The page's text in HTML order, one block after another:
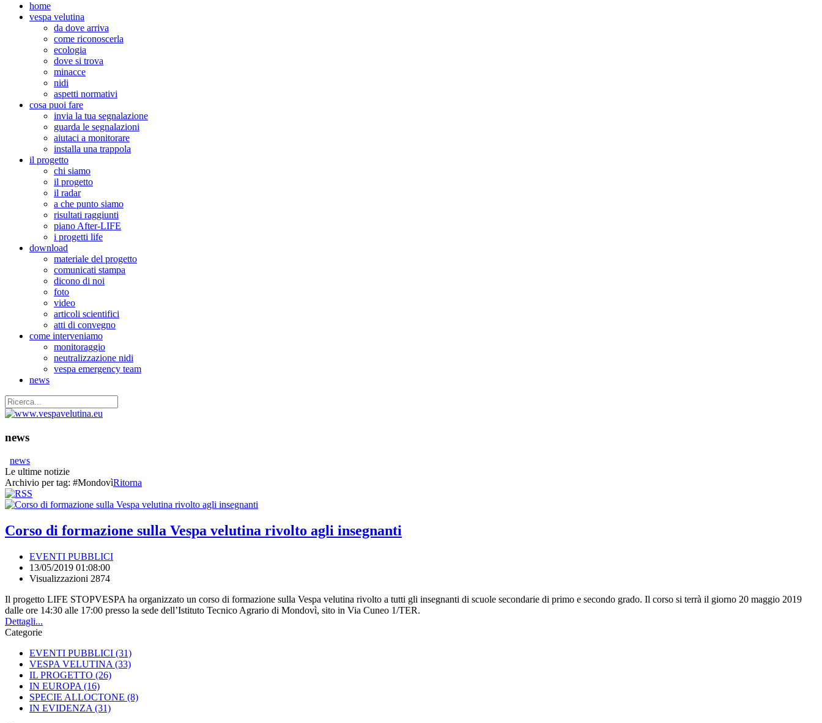
home
vespa velutina
da dove arriva
come riconoscerla
ecologia
dove si trova
minacce
nidi
aspetti normativi
cosa puoi fare
invia la tua segnalazione
guarda le segnalazioni
aiutaci a monitorare
installa una trappola
il progetto
chi siamo
il progetto
il radar
a che punto siamo
risultati raggiunti
piano After-LIFE
i progetti life
download
materiale del progetto
comunicati stampa
dicono di noi
foto
video
articoli scientifici
atti di convegno
come interveniamo
monitoraggio
neutralizzazione nidi
vespa emergency team
news
news
news
Le ultime notizie
Archivio per tag: #MondovìRitorna
Corso di formazione sulla Vespa velutina rivolto agli insegnanti
EVENTI PUBBLICI
13/05/2019 01:08:00
Visualizzazioni 2874
Il progetto LIFE STOPVESPA ha organizzato un corso di formazione sulla Vespa velutina rivolto a tutti gli insegnanti di scuole secondarie di primo e secondo grado. Il corso si terrà il giorno 20 maggio 2019
dalle ore 14:30 alle 17:00 presso la sede dell’Istituto Tecnico Agrario di Mondovì, sito in Via Cuneo 1/TER.
Dettagli...
Categorie
EVENTI PUBBLICI (31)
VESPA VELUTINA (33)
IL PROGETTO (26)
IN EUROPA (16)
SPECIE ALLOCTONE (8)
IN EVIDENZA (31)